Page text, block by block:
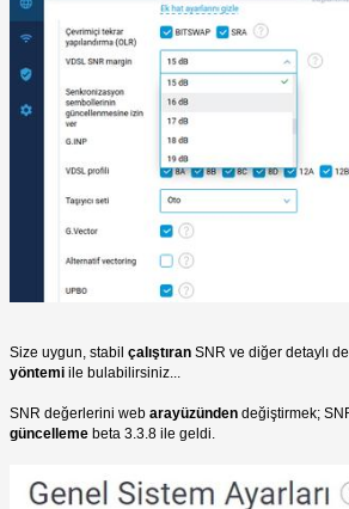
Size uygun, stabil çalıştıran SNR ve diğer detaylı
yöntemi ile bulabilirsiniz...
SNR değerlerini web arayüzünden değiştirmek;
güncelleme beta 3.3.8 ile geldi.